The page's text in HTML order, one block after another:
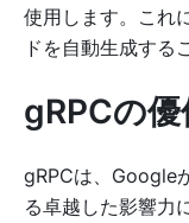
使用します。これ
ドを自動生成する
gRPCの
gRPCは、Google
る卓越した影響力